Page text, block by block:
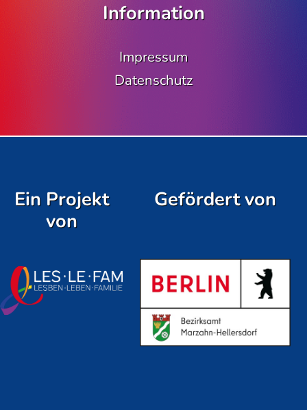
Information
Impressum
Datenschutz
Ein Projekt
von
Gefördert von